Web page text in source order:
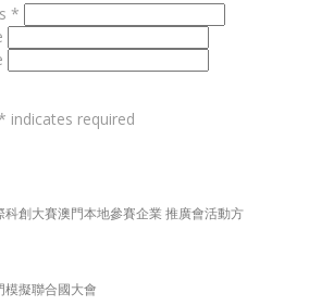
科創大賽澳門本地參賽企業 推廣會活動方
模擬聯合國大會
*
indicates required